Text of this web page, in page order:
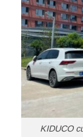
KIDUCO